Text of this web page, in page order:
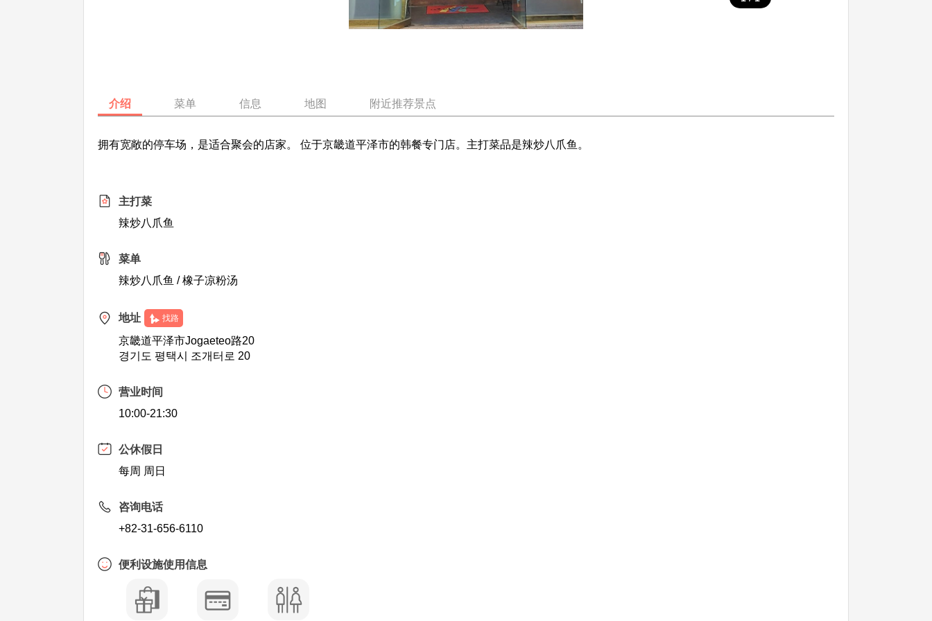
介绍 菜单 信息 地图 附近推荐景点
拥有宽敞的停车场，是适合聚会的店家。 位于京畿道平泽市的韩餐专门店。主打菜品是辣炒八爪鱼。
主打菜
辣炒八爪鱼
菜单
辣炒八爪鱼 / 橡子凉粉汤
地址 找路
京畿道平泽市Jogaeteo路20
경기도 평택시 조개터로 20
营业时间
10:00-21:30
公休假日
每周 周日
咨询电话
+82-31-656-6110
便利设施使用信息